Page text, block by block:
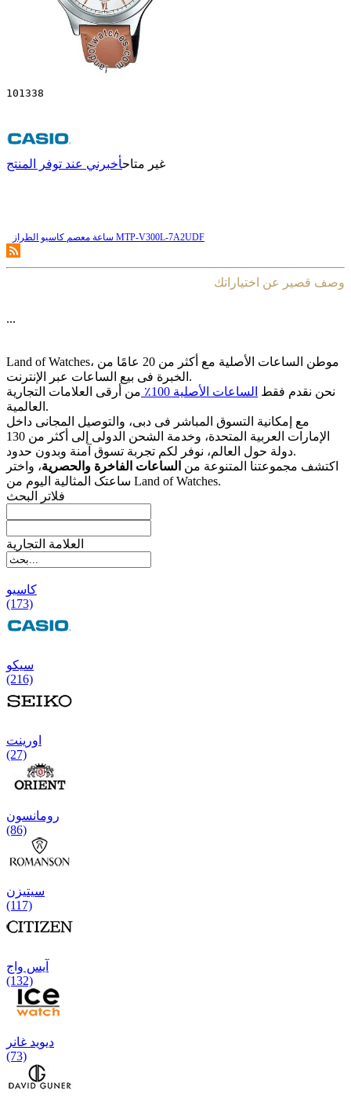
101338
غير متاحأخبرني عند توفر المنتج
ساعة معصم کاسیو الطراز MTP-V300L-7A2UDF
وصف قصير عن اختياراتك
...
Land of Watches، موطن الساعات الأصلیة مع أکثر من 20 عامًا من
الخبرة فی بیع الساعات عبر الإنترنت.
نحن نقدم فقط الساعات الأصلیة 100٪
من أرقى العلامات التجاریة
العالمیة.
مع إمکانیة التسوق المباشر فی دبی، والتوصیل المجانی داخل
الإمارات العربیة المتحدة، وخدمة الشحن الدولی إلى أکثر من 130
دولة حول العالم، نوفر لکم تجربة تسوق آمنة وبدون حدود.
اکتشف مجموعتنا المتنوعة من الساعات الفاخرة والحصریة، واختر
ساعتک المثالیة الیوم من Land of Watches.
فلاتر البحث
العلامة التجارية
کاسیو
(173)
سیکو
(216)
اورینت
(27)
رومانسون
(86)
سیتیزن
(117)
آیس واج
(132)
دیوید غانر
(73)